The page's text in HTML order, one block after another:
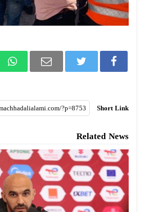
Short Link
Related News